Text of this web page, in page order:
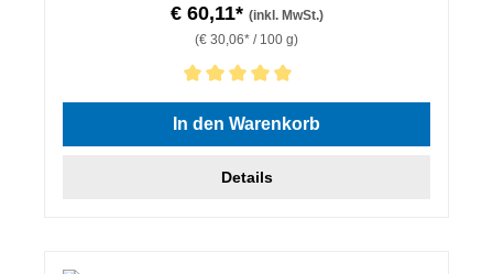
€ 60,11* (inkl. MwSt.)
(€ 30,06* / 100 g)
Durchschnittliche Bewertung von 5 von 5 Sternen
In den Warenkorb
Details